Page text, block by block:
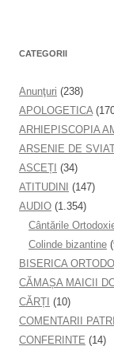
CATEGORII
Anunţuri (238)
APOLOGETICA
ARHIEPISCOPIA
ARSENIE DE
ASCEȚI (34)
ATITUDINI (147)
AUDIO (1.354)
Cântările
Colinde bizantine
BISERICA
CĂMAȘA MAICII
CĂRȚI (10)
COMENTARII
CONFERINTE (14)